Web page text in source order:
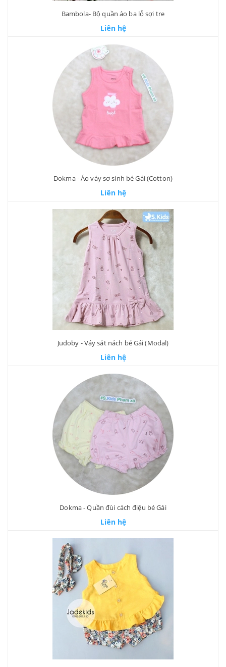
Bambola- Bộ quần áo ba lỗ sợi tre
Liên hệ
Dokma - Áo váy sơ sinh bé Gái (Cotton)
Liên hệ
Judoby - Váy sát nách bé Gái (Modal)
Liên hệ
Dokma - Quần đùi cách điệu bé Gái
Liên hệ